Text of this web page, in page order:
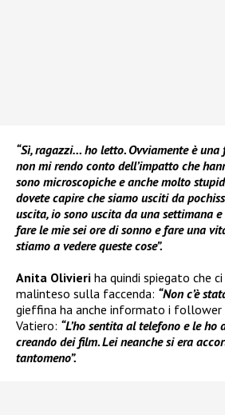
“Sì, ragazzi… ho letto. Ovviamente è
non mi rendo conto dell’impatto che
sono microscopiche e anche molto
dovete capire che siamo usciti da
uscita, io sono uscita da una settimana
fare le mie sei ore di sonno e fare una
stiamo a vedere queste cose”.
Anita Olivieri ha quindi spiegato che
malinteso sulla faccenda: “Non c’è
gieffina ha anche informato i follower
Vatiero: “L’ho sentita al telefono e le ho
creando dei film. Lei neanche si era
tantomeno”.